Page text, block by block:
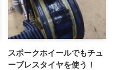
スポークホイールでもチュ
ーブレスタイヤを使う！